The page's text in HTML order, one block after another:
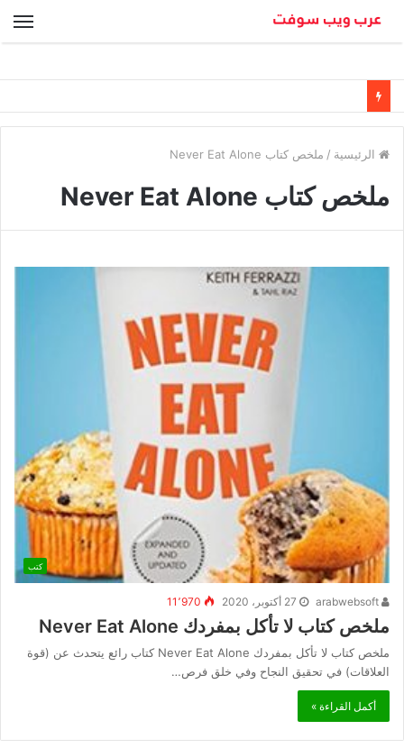
الرئيسية / ملخص كتاب Never Eat Alone
ملخص كتاب Never Eat Alone
كتب
27 أكتوبر، 2020 11٬970
ملخص كتاب لا تأكل بمفردك Never Eat Alone
ملخص كتاب لا تأكل بمفردك Never Eat Alone كتاب رائع يتحدث عن (قوة
العلاقات) في تحقيق النجاح وفي خلق فرص…
أكمل القراءة »